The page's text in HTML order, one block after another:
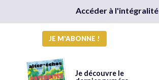
Accéder à
JE M'ABONNE !
Je découvre le